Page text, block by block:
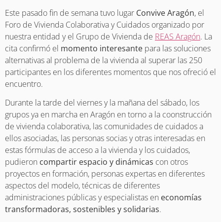
Este pasado fin de semana tuvo lugar Convive Aragón, el
Foro de Vivienda Colaborativa y Cuidados organizado por
nuestra entidad y el Grupo de Vivienda de REAS Aragón. La
cita confirmó el momento interesante para las soluciones
alternativas al problema de la vivienda al superar las 250
participantes en los diferentes momentos que nos ofreció el
encuentro.
Durante la tarde del viernes y la mañana del sábado, los
grupos ya en marcha en Aragón en torno a la coonstrucción
de vivienda colaborativa, las comunidades de cuidados a
ellos asociadas, las personas socias y otras interesadas en
estas fórmulas de acceso a la vivienda y los cuidados,
pudieron compartir espacio y dinámicas con otros
proyectos en formación, personas expertas en diferentes
aspectos del modelo, técnicas de diferentes
administraciones públicas y especialistas en economías
transformadoras, sostenibles y solidarias.